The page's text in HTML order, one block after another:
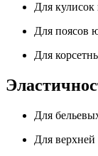
Для
Для поясов
Для
Для
Для